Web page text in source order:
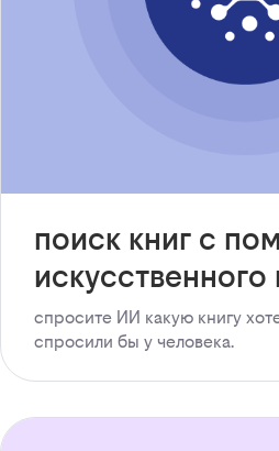
поиск книг с
искусственного
спросите ИИ какую книгу
спросили бы у человека.